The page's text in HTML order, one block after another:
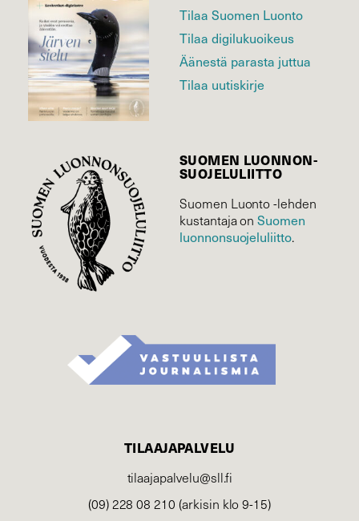
Tilaa Suomen Luonto
Tilaa digilukuoikeus
Äänestä parasta juttua
Tilaa uutiskirje
SUOMEN LUONNON­
SUOJELU­LIITTO
Suomen Luonto -lehden
kustantaja onSuomen
luonnonsuojelu­liitto.
TILAAJAPALVELU
tilaajapalvelu@sll.fi
(09) 228 08 210 (arkisin klo 9-15)